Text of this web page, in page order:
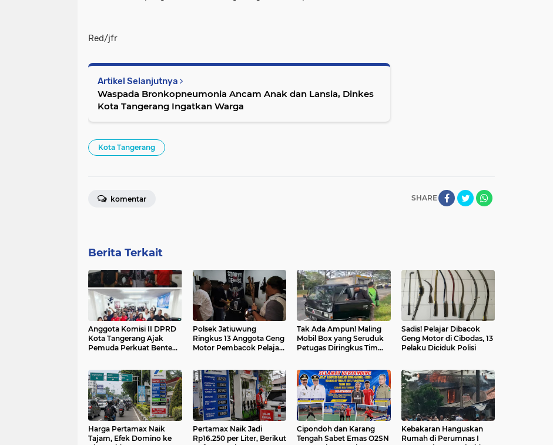
Red/jfr
Artikel Selanjutnya
Waspada Bronkopneumonia Ancam Anak dan Lansia, Dinkes
Kota Tangerang Ingatkan Warga
Kota Tangerang
SHARE
komentar
Berita Terkait
Anggota Komisi II DPRD
Kota Tangerang Ajak
Pemuda Perkuat Benteng
Polsek Jatiuwung
Ringkus 13 Anggota Geng
Motor Pembacok Pelajar
Tak Ada Ampun! Maling
Mobil Box yang Seruduk
Petugas Diringkus Tim
Sadis! Pelajar Dibacok
Geng Motor di Cibodas, 13
Pelaku Diciduk Polisi
Harga Pertamax Naik
Tajam, Efek Domino ke
Pertamax Naik Jadi
Rp16.250 per Liter, Berikut
Cipondoh dan Karang
Tengah Sabet Emas O2SN
Kebakaran Hanguskan
Rumah di Perumnas I